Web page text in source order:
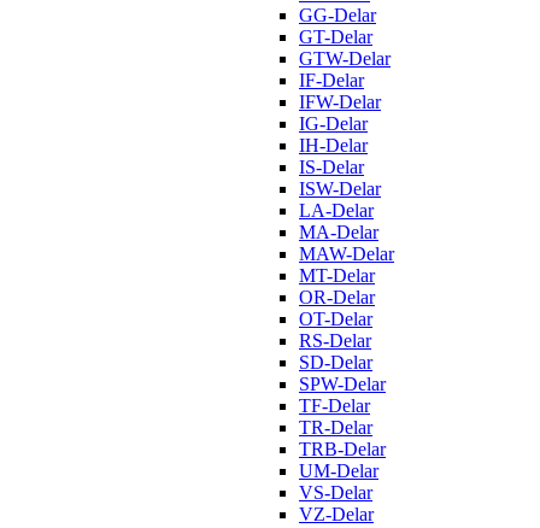
GG-Delar
GT-Delar
GTW-Delar
IF-Delar
IFW-Delar
IG-Delar
IH-Delar
IS-Delar
ISW-Delar
LA-Delar
MA-Delar
MAW-Delar
MT-Delar
OR-Delar
OT-Delar
RS-Delar
SD-Delar
SPW-Delar
TF-Delar
TR-Delar
TRB-Delar
UM-Delar
VS-Delar
VZ-Delar